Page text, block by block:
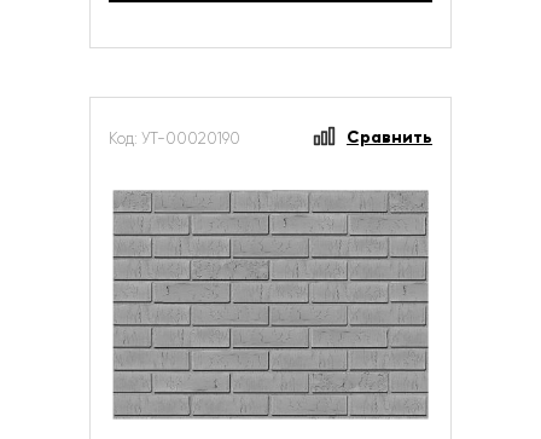
Код: УТ-00020190 Сравнить